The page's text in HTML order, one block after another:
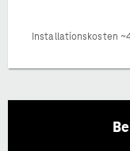
Installationskosten